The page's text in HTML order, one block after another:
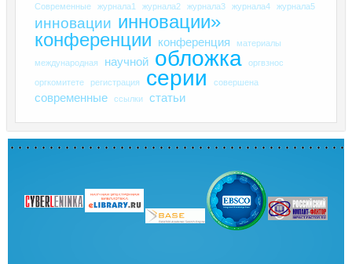
Современные
журнала1 журнала2 журнала3 журнала4 журнала5
инновации инновации»
конференции
конференция материалы
международная научной обложка оргвзнос
оргкомитете регистрация серии совершена
современные ссылки статьи